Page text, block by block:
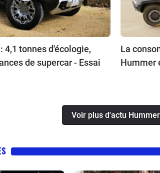
4,1 tonnes d'écologie,
de supercar - Essai
La
Hummer
Voir plus d'actu Hummer